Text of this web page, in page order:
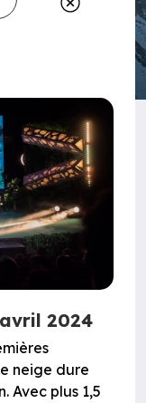
2024
neige dure
Avec plus 1,5